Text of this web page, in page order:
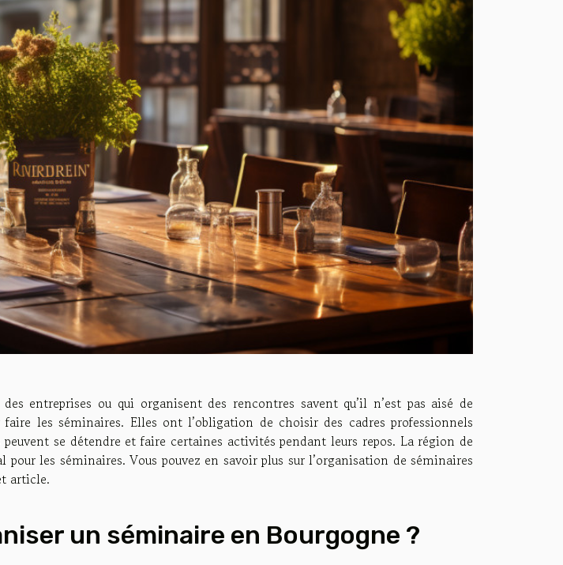
entreprises ou qui organisent des rencontres savent qu’il n’est pas aisé de
les séminaires. Elles ont l’obligation de choisir des cadres professionnels
se détendre et faire certaines activités pendant leurs repos. La région de
pour les séminaires. Vous pouvez en savoir plus sur l’organisation de séminaires
article.
un séminaire en Bourgogne ?